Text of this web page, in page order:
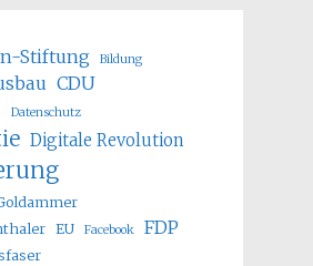
Stiftung Bildung
CDU
Datenschutz
Digitale Revolution
EU Facebook FDP